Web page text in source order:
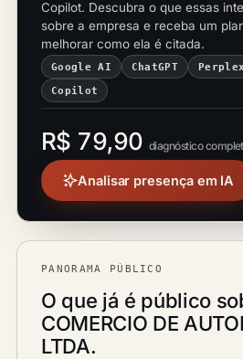
Copilot. Descubra o que essas
sobre a empresa e receba um
melhorar como ela é citada.
Google AI ChatGPT
Copilot
R$ 79,90 diagnóstico
Analisar presença em IA
PANORAMA PÚBLICO
O que já é público
COMERCIO DE
LTDA.